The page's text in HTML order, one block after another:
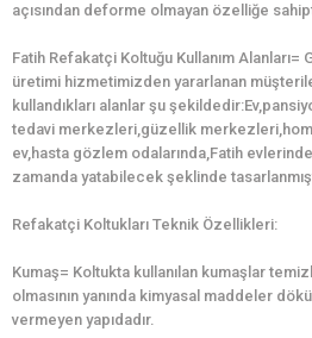
açısından deforme olmayan özelliğe
Fatih Refakatçi Koltuğu Kullanım
üretimi hizmetimizden yararlanan
kullandıkları alanlar şu
tedavi merkezleri,güzellik
ev,hasta gözlem odalarında,Fatih
zamanda yatabilecek şeklinde
Refakatçi Koltukları Teknik Özellikleri:
Kumaş= Koltukta kullanılan kumaşlar
olmasının yanında kimyasal maddeler
vermeyen yapıdadır.